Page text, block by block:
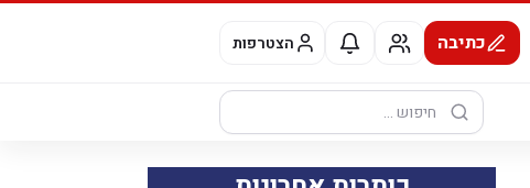
כתיבה הצטרפות
חיפוש: